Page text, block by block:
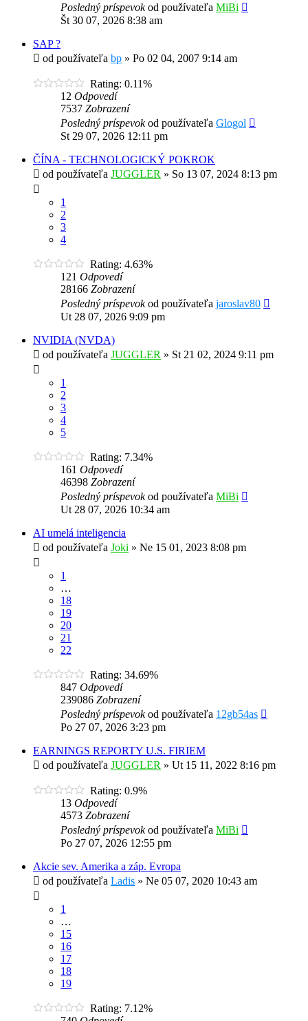
Posledný príspevokod používateľa MiBi
Št 30 07, 2026 8:38 am
SAP ?
od používateľa bp » Po 02 04, 2007 9:14 am
Rating: 0.11%
12 Odpovedí
7537 Zobrazení
Posledný príspevokod používateľa Glogol
St 29 07, 2026 12:11 pm
ČÍNA - TECHNOLOGICKÝ POKROK
od používateľa JUGGLER » So 13 07, 2024 8:13 pm
1
2
3
4
Rating: 4.63%
121 Odpovedí
28166 Zobrazení
Posledný príspevokod používateľa jaroslav80
Ut 28 07, 2026 9:09 pm
NVIDIA (NVDA)
od používateľa JUGGLER » St 21 02, 2024 9:11 pm
1
2
3
4
5
Rating: 7.34%
161 Odpovedí
46398 Zobrazení
Posledný príspevokod používateľa MiBi
Ut 28 07, 2026 10:34 am
AI umelá inteligencia
od používateľa Joki » Ne 15 01, 2023 8:08 pm
1
…
18
19
20
21
22
Rating: 34.69%
847 Odpovedí
239086 Zobrazení
Posledný príspevokod používateľa 12gb54as
Po 27 07, 2026 3:23 pm
EARNINGS REPORTY U.S. FIRIEM
od používateľa JUGGLER » Ut 15 11, 2022 8:16 pm
Rating: 0.9%
13 Odpovedí
4573 Zobrazení
Posledný príspevokod používateľa MiBi
Po 27 07, 2026 12:55 pm
Akcie sev. Amerika a záp. Evropa
od používateľa Ladis » Ne 05 07, 2020 10:43 am
1
…
15
16
17
18
19
Rating: 7.12%